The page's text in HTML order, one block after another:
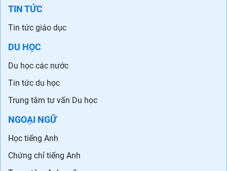
Những điều bạn cần biết
Đức
TIN TỨC
Tin tức giáo dục
DU HỌC
Du học các nước
Tin tức du học